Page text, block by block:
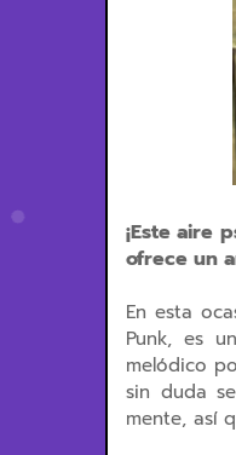
¡Este aire
ofrece un
En esta
Punk, es
melódico
sin duda
mente, así